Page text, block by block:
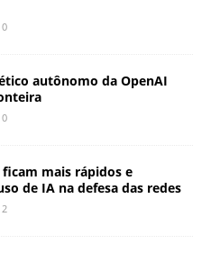
0
autônomo da OpenAI
0
ficam mais rápidos e
de IA na defesa das redes
2